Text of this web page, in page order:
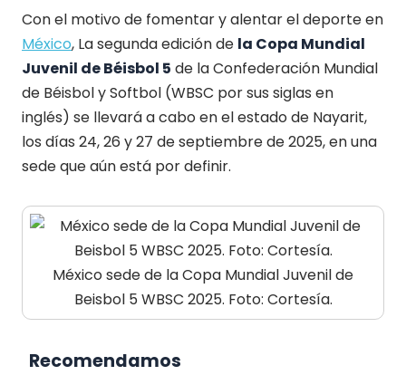
Con el motivo de fomentar y alentar el deporte en
México, La segunda edición de la Copa Mundial
Juvenil de Béisbol 5 de la Confederación Mundial
de Béisbol y Softbol (WBSC por sus siglas en
inglés) se llevará a cabo en el estado de Nayarit,
los días 24, 26 y 27 de septiembre de 2025, en una
sede que aún está por definir.
México sede de la Copa Mundial Juvenil de
Beisbol 5 WBSC 2025. Foto: Cortesía.
Recomendamos